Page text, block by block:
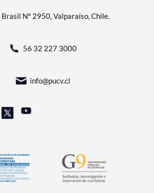
Brasil N° 2950, Valparaíso, Chile.
56 32 227 3000
info@pucv.cl